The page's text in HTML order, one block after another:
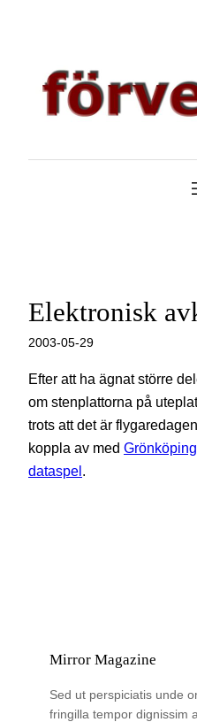
Elektronisk
2003-05-29
Efter att ha ägnat större
om stenplattorna på
trots att det är
koppla av med
dataspel
Mirror Magazine
Sed ut perspiciatis unde
fringilla tempor dignissim